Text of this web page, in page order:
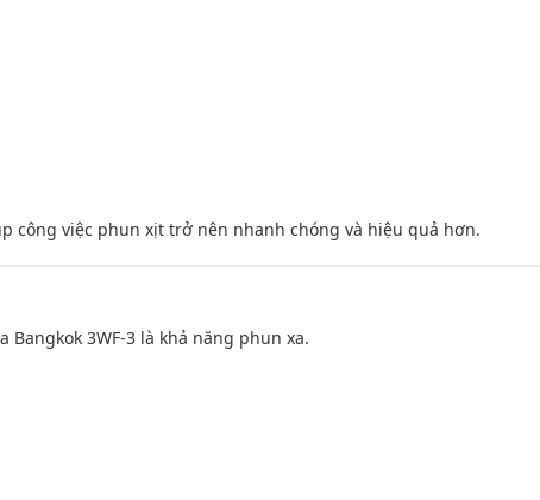
công việc phun xịt trở nên nhanh chóng và hiệu quả hơn.
3WF-3 là khả năng phun xa.